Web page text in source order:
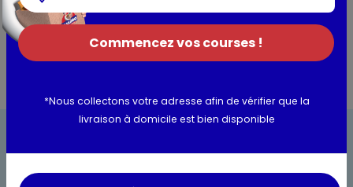
Informations complémentaires
Commencez vos courses !
*Nous collectons votre adresse afin de vérifier que la
livraison à domicile est bien disponible